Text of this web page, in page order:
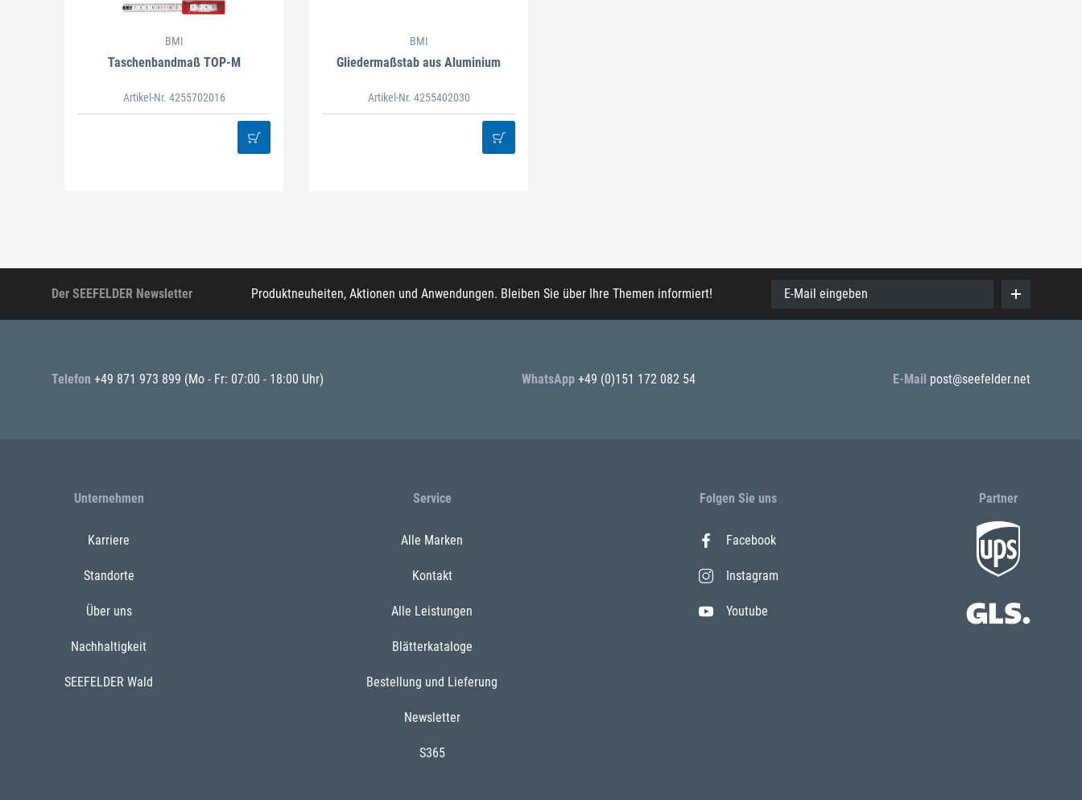
BMI
Taschenbandmaß TOP-M
Artikel-Nr. 4255702016
BMI
Gliedermaßstab aus Aluminium
Artikel-Nr. 4255402030
Der SEEFELDER Newsletter Produktneuheiten, Aktionen und Anwendungen. Bleiben Sie über Ihre Themen informiert! E-Mail eingeben
Telefon +49 871 973 899 (Mo - Fr: 07:00 - 18:00 Uhr) WhatsApp +49 (0)151 172 082 54 E-Mail post@seefelder.net
Unternehmen
Karriere
Standorte
Über uns
Nachhaltigkeit
SEEFELDER Wald
Service
Alle Marken
Kontakt
Alle Leistungen
Blätterkataloge
Bestellung und Lieferung
Newsletter
S365
Folgen Sie uns
Facebook
Instagram
Youtube
Partner